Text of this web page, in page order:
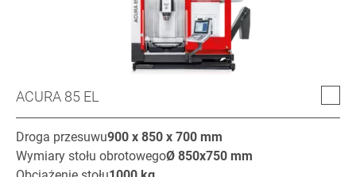
ACURA 85 EL
Droga przesuwu900 x 850 x 700 mm
Wymiary stołu obrotowegoØ 850x750 mm